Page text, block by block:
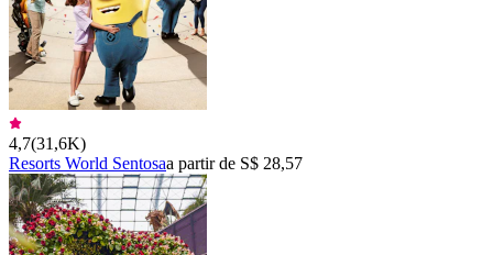
4,7(31,6K)
Resorts World Sentosaa partir de S$ 28,57